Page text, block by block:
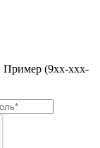
Пример (9хх-ххх-